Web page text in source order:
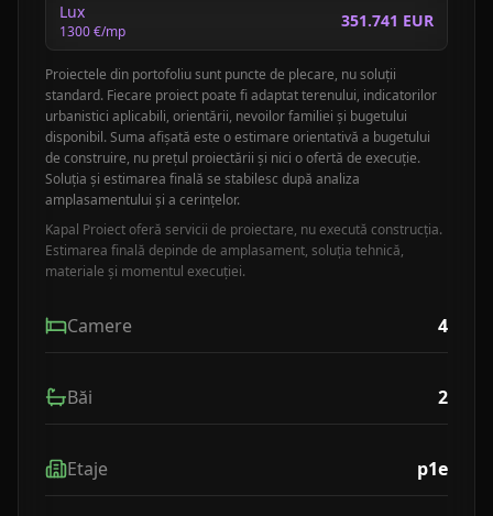
Lux
1300€/mp
351.741 EUR
Proiectele din portofoliu sunt puncte de plecare, nu soluții
standard. Fiecare proiect poate fi adaptat terenului, indicatorilor
urbanistici aplicabili, orientării, nevoilor familiei și bugetului
disponibil. Suma afișată este o estimare orientativă a bugetului
de construire, nu prețul proiectării și nici o ofertă de execuție.
Soluția și estimarea finală se stabilesc după analiza
amplasamentului și a cerințelor.
Kapal Proiect oferă servicii de proiectare, nu execută construcția.
Estimarea finală depinde de amplasament, soluția tehnică,
materiale și momentul execuției.
Camere 4
Băi 2
Etaje p1e